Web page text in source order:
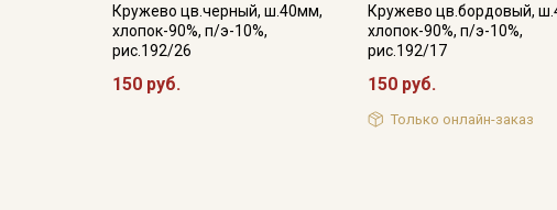
Кружево цв.черный, ш.40мм,
хлопок-90%, п/э-10%,
рис.192/26
150 руб.
Кружево цв.бордовый,
хлопок-90%, п/э-10%,
рис.192/17
150 руб.
Только онлайн-заказ